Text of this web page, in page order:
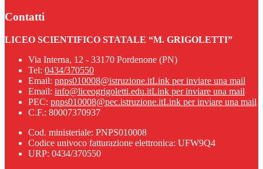
Contatti
LICEO SCIENTIFICO STATALE “M. GRIGOLETTI”
Via Interna, 12 - 33170 Pordenone (PN)
Tel: 0434/370550
Email: pnps010008@istruzione.itLink per inviare una mail
Email: info@liceogrigoletti.edu.itLink per inviare una mail
PEC: pnps010008@pec.istruzione.itLink per inviare una mail
C.F.: 80007370937
Cod. ministeriale: PNPS010008
Codice univoco fatturazione elettronica: UFW9Q4
URP: 0434/370550